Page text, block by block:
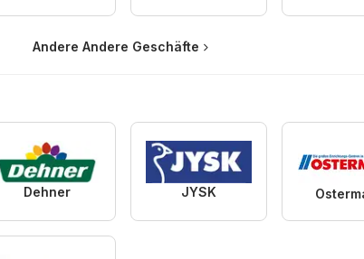
Andere Andere Geschäfte
Dehner JYSK